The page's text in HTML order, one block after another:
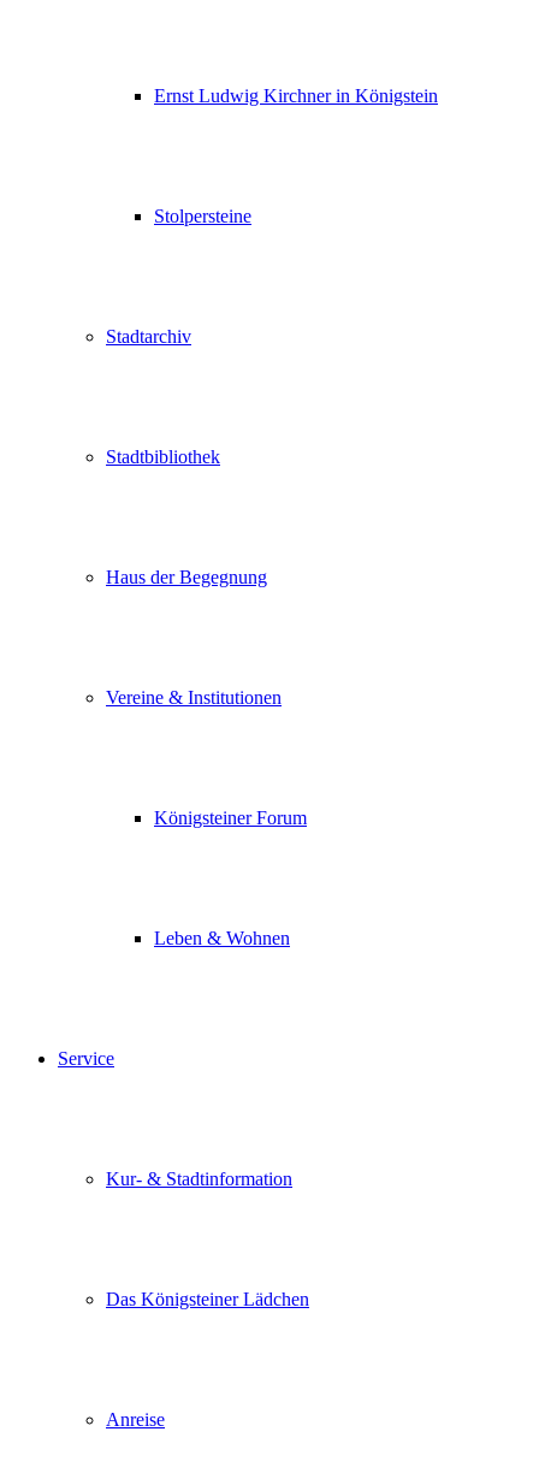
Ernst Ludwig Kirchner in Königstein
Stolpersteine
Stadtarchiv
Stadtbibliothek
Haus der Begegnung
Vereine & Institutionen
Königsteiner Forum
Leben & Wohnen
Service
Kur- & Stadtinformation
Das Königsteiner Lädchen
Anreise